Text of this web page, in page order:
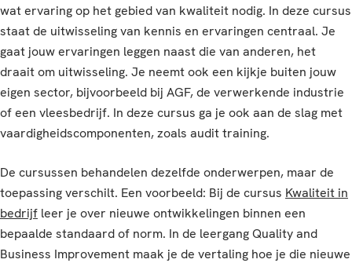
wat ervaring op het gebied van kwaliteit nodig. In deze cursus
staat de uitwisseling van kennis en ervaringen centraal. Je
gaat jouw ervaringen leggen naast die van anderen, het
draait om uitwisseling. Je neemt ook een kijkje buiten jouw
eigen sector, bijvoorbeeld bij AGF, de verwerkende industrie
of een vleesbedrijf. In deze cursus ga je ook aan de slag met
vaardigheidscomponenten, zoals audit training.
De cursussen behandelen dezelfde onderwerpen, maar de
toepassing verschilt. Een voorbeeld: Bij de cursus Kwaliteit in
bedrijf leer je over nieuwe ontwikkelingen binnen een
bepaalde standaard of norm. In de leergang Quality and
Business Improvement maak je de vertaling hoe je die nieuwe